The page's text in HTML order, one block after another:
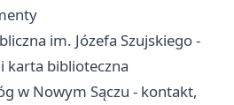
im. Józefa Szujskiego -
karta biblioteczna
w Nowym Sączu - kontakt,